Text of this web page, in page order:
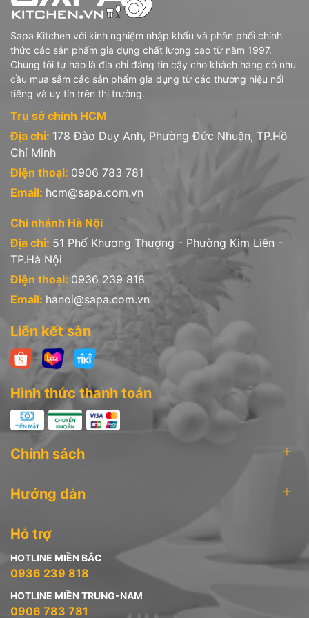
- Chén đĩa thủy tinh opal hoa văn
- Ly uống, tách đĩa trà thủy tinh
3 - Iwaki (Nhật Bản): gồm các sản phẩm
- Hũ hộp thủy tinh chịu nhiệt borosilicate
- Bình nước, bình trà thủy tinh chịu nhiệt borosilicate
4- Stoneline (Đức): sản phẩm Nồi chảo chống dính phủ đá thiên
nhiên
5- Sapata (Việt Nam): gồm sản phẩm hũ hộp, chai lọ thủy tinh
Văn phòng công ty:
* Trụ sở tại Hồ Chí Minh: 178 Đào Duy Anh, P.9, Q. Phú Nhuận,
Hotline: 0906 783 781
* Chi nhánh tại Hà Nội: 51 Phố Khương Thượng - Phường Trung
Liệt - Quận Đống Đa - Hà Nội
Hotline: 0936 239 818
Sapa Kitchen với kinh nghiệm nhập khẩu và phân phối chính
thức các sản phẩm gia dụng chất lượng cao từ năm 1997.
Chúng tôi tự hào là địa chỉ đáng tin cậy cho khách hàng có nhu
cầu mua sắm các sản phẩm gia dụng từ các thương hiệu nổi
tiếng và uy tín trên thị trường.
Trụ sở chính HCM
Địa chỉ: 178 Đào Duy Anh, Phường Đức Nhuận, TP.Hồ
Chí Minh
Điện thoại: 0906 783 781
Email: hcm@sapa.com.vn
Chi nhánh Hà Nội
Địa chỉ: 51 Phố Khương Thượng - Phường Kim Liên -
TP.Hà Nội
Điện thoại: 0936 239 818
Email: hanoi@sapa.com.vn
Liên kết sàn
Hình thức thanh toán
Chính sách
Hướng dẫn
Hỗ trợ
HOTLINE MIỀN BẮC
0936 239 818
HOTLINE MIỀN TRUNG-NAM
0906 783 781